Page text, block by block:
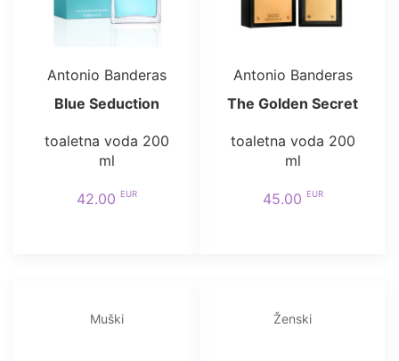
Antonio Banderas
Blue Seduction
toaletna voda 200
ml
42.00 EUR
Antonio Banderas
The Golden Secret
toaletna voda 200
ml
45.00 EUR
Muški Ženski